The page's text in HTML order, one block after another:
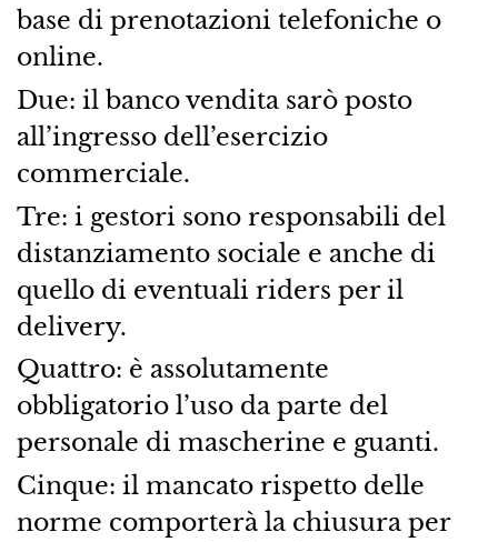
base di prenotazioni telefoniche o
online.
Due: il banco vendita sarò posto
all’ingresso dell’esercizio
commerciale.
Tre: i gestori sono responsabili del
distanziamento sociale e anche di
quello di eventuali riders per il
delivery.
Quattro: è assolutamente
obbligatorio l’uso da parte del
personale di mascherine e guanti.
Cinque: il mancato rispetto delle
norme comporterà la chiusura per